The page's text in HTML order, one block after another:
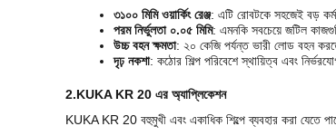
৩১০০ মিমি ওয়ার্কিং রেঞ্জ: এটি রোবটকে সহজেই বড়
পরম নির্ভুলতা ০.০৫ মিমি: এমনকি সবচেয়ে জটিল
উচ্চ বহন ক্ষমতা: ২০ কেজি পর্যন্ত ভারী লোড বহন
দৃঢ় নকশা: কঠোর শিল্প পরিবেশে স্থায়িত্ব এবং
2.KUKA KR 20 এর অ্যাপ্লিকেশন
KUKA KR 20 বহুমুখী এবং একাধিক শিল্পে ব্যবহার করা যেতে